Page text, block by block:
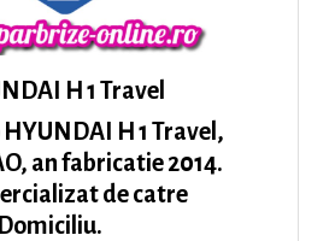
H 1 Travel
H 1 Travel,
an fabricatie 2014.
de catre